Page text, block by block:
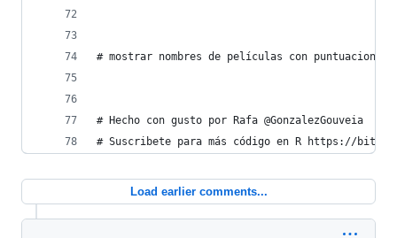
# mostrar nombres de películas con puntuaciones
# Hecho con gusto por Rafa @GonzalezGouveia
# Suscribete para más código en R https://bit.ly/
Load earlier comments...